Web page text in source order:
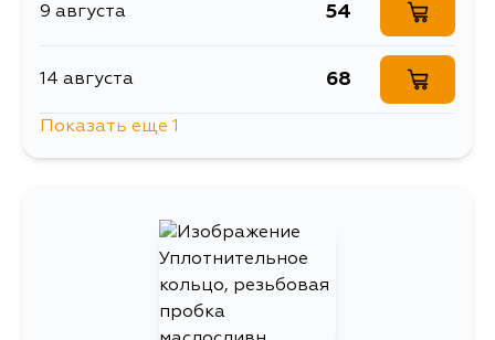
9 августа 54
14 августа 68
Показать еще 1